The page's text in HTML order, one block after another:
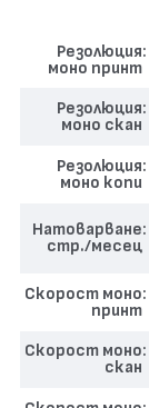
Резолюция
моно принт
Резолюция
моно скан
Резолюция
моно копи
Натоварване
стр./месец
Скорост моно
принт
Скорост моно
скан